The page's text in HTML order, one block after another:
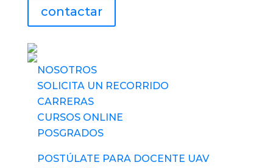
contactar
NOSOTROS
SOLICITA UN RECORRIDO
CARRERAS
CURSOS ONLINE
POSGRADOS
POSTÚLATE PARA DOCENTE UAV